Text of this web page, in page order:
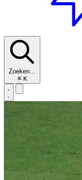
Zoeken...
⌘ K